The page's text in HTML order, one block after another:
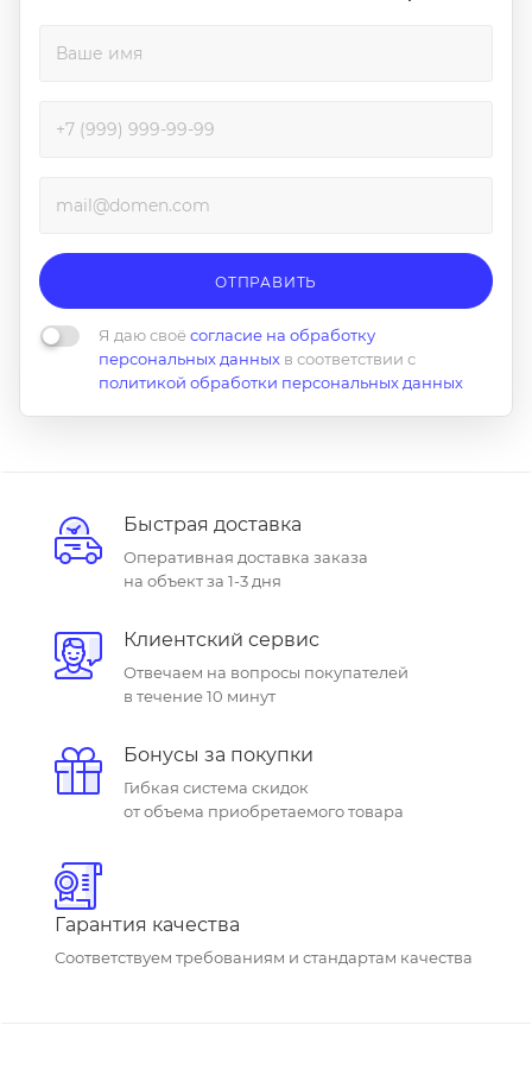
ОТПРАВИТЬ
Я даю своёсогласие на обработку
персональных данных в соответствии с
политикой обработки персональных данных
Быстрая доставка
Оперативная доставка заказа
на объект за 1-3 дня
Клиентский сервис
Отвечаем на вопросы покупателей
в течение 10 минут
Бонусы за покупки
Гибкая система скидок
от объема приобретаемого товара
Гарантия качества
Соответствуем требованиям и стандартам качества